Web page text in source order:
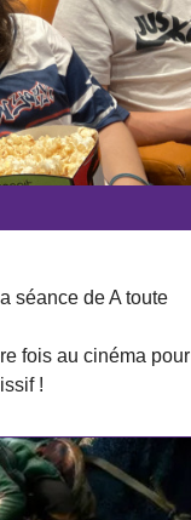
séance de A toute
fois au cinéma pour
!